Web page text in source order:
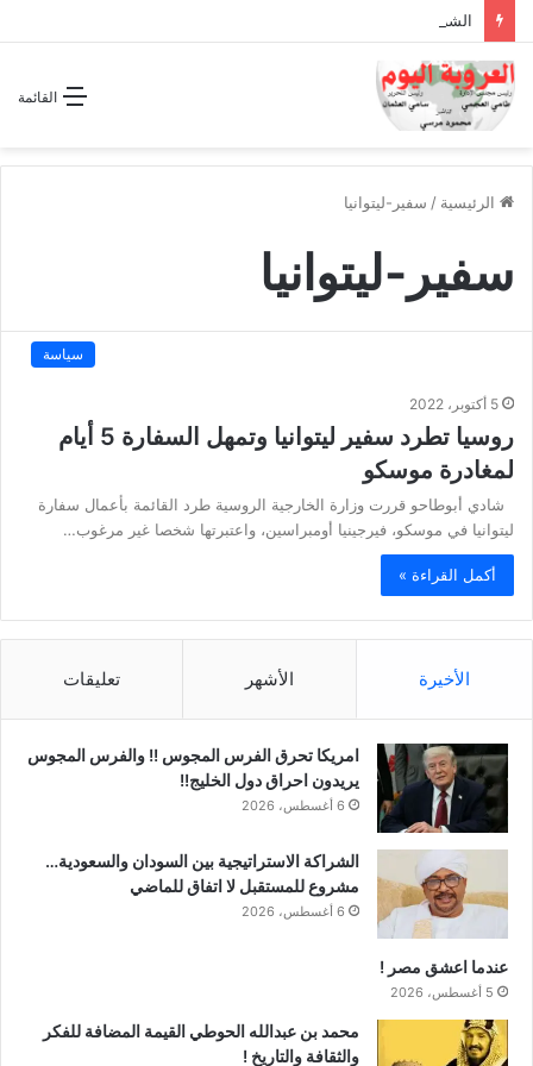
القائمة
الرئيسية / سفير-ليتوانيا
سفير-ليتوانيا
سياسة
5 أكتوبر، 2022
روسيا تطرد سفير ليتوانيا وتمهل السفارة 5 أيام
لمغادرة موسكو
شادي أبوطاحو قررت وزارة الخارجية الروسية طرد القائمة بأعمال سفارة
ليتوانيا في موسكو، فيرجينيا أومبراسين، واعتبرتها شخصا غير مرغوب…
أكمل القراءة »
الأخيرة الأشهر تعليقات
امريكا تحرق الفرس المجوس !! والفرس المجوس
يريدون احراق دول الخليج!!
6 أغسطس، 2026
الشراكة الاستراتيجية بين السودان والسعودية…
مشروع للمستقبل لا اتفاق للماضي
6 أغسطس، 2026
عندما اعشق مصر !
5 أغسطس، 2026
محمد بن عبدالله الحوطي القيمة المضافة للفكر
والثقافة والتاريخ !